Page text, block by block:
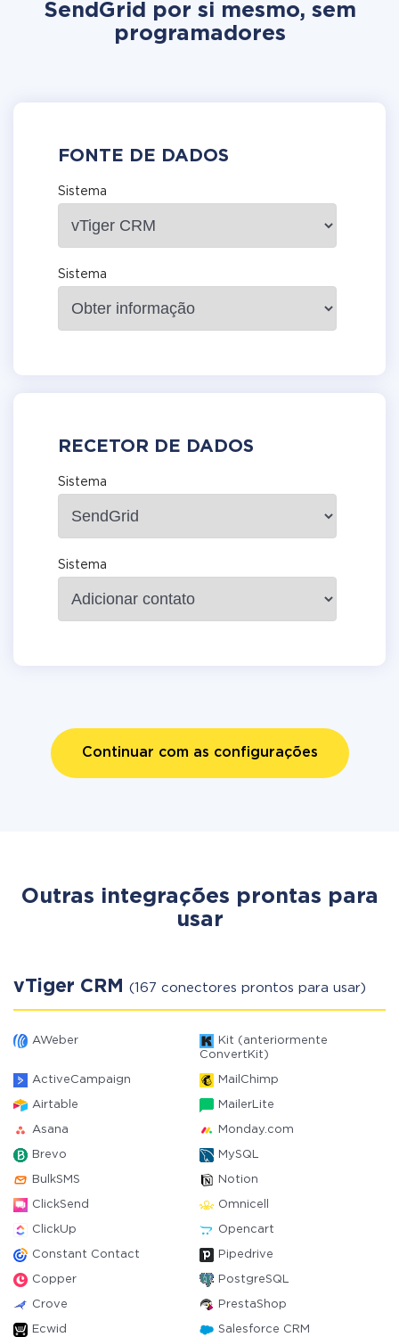
SendGrid por si mesmo, sem
programadores
FONTE DE DADOS
Sistema
Sistema
RECETOR DE DADOS
Sistema
Sistema
Continuar com as configurações
Outras integrações prontas para
usar
vTiger CRM (167 conectores prontos para usar)
AWeber
Kit (anteriormente
ConvertKit)
ActiveCampaign MailChimp
Airtable MailerLite
Asana Monday.com
Brevo MySQL
BulkSMS Notion
ClickSend Omnicell
ClickUp Opencart
Constant Contact Pipedrive
Copper PostgreSQL
Crove PrestaShop
Ecwid Salesforce CRM